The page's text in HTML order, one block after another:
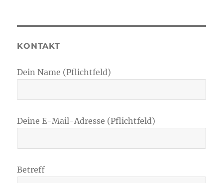
KONTAKT
Dein Name (Pflichtfeld)
Deine E-Mail-Adresse (Pflichtfeld)
Betreff